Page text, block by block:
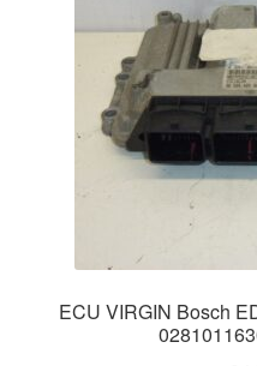
ECU VIRGIN Bosch